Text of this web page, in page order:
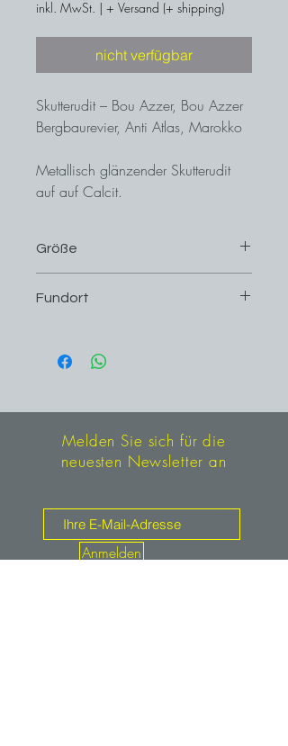
inkl. MwSt. | + Versand (+ shipping)
nicht verfügbar
Skutterudit – Bou Azzer, Bou Azzer
Bergbaurevier, Anti Atlas, Marokko
Metallisch glänzender Skutterudit
auf auf Calcit.
Größe
Fundort
Anti Atlas, Marokko
Melden Sie sich für die
neuesten Newsletter an
Anmelden